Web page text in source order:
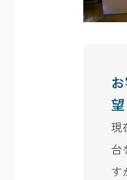
望
現
台
す